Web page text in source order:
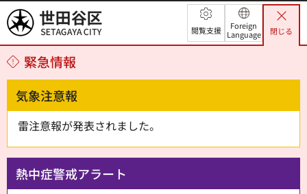
世田谷区 閲覧支援
Foreign
Language
閉じる
緊急情報
気象注意報
雷注意報が発表されました。
熱中症警戒アラート